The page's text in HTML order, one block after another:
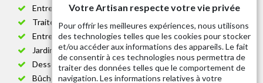
Entreprise de jardinage 87
Traitement anti-chenille 87
Entreprise abattage arbre 87
Jardinier taille de haie 87
Dessouchage arbre et haie 87
Bûcheron 87
Votre Artisan respecte votre vie privée
Pour offrir les meilleures expériences, nous utilisons
des technologies telles que les cookies pour stocker
et/ou accéder aux informations des appareils. Le fait
de consentir à ces technologies nous permettra de
traiter des données telles que le comportement de
navigation. Les informations relatives à votre